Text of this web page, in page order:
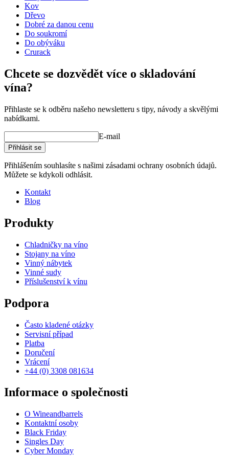
standardních modulů řady WINEREX, které mají šířku 68 cm.
Bedny na víno na obrázku nejsou součástí dodávky.
bedny si můžete objednat zde
Prohlédněte si ukázky interiérového designu se stojany na víno
Vytvořte si vlastní uspořádání s těmito moduly v našem online
nástroji pro návrh vinného sklípku (otevře se nové okno a vyžaduje
Hloubka (cm)
Hmotnost (kg)
Kov
Dřevo
Dobré za danou cenu
Do soukromí
Do obýváku
Crurack
Chcete se dozvědět více o skladování
vína?
Přihlaste se k odběru našeho newsletteru s tipy, návody a skvělými
nabídkami.
E-mail
Přihlásit se
Přihlášením souhlasíte s našimi zásadami ochrany osobních údajů.
Můžete se kdykoli odhlásit.
Kontakt
Blog
Produkty
Chladničky na víno
Stojany na víno
Vinný nábytek
Vinné sudy
Příslušenství k vínu
Podpora
Často kladené otázky
Servisní případ
Platba
Doručení
Vrácení
+44 (0) 3308 081634
Informace o společnosti
O Wineandbarrels
Kontaktní osoby
Black Friday
Singles Day
Cyber Monday